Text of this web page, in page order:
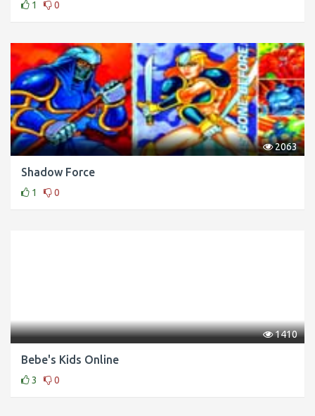
1 0
2063
Shadow Force
1 0
1410
Bebe's Kids Online
3 0